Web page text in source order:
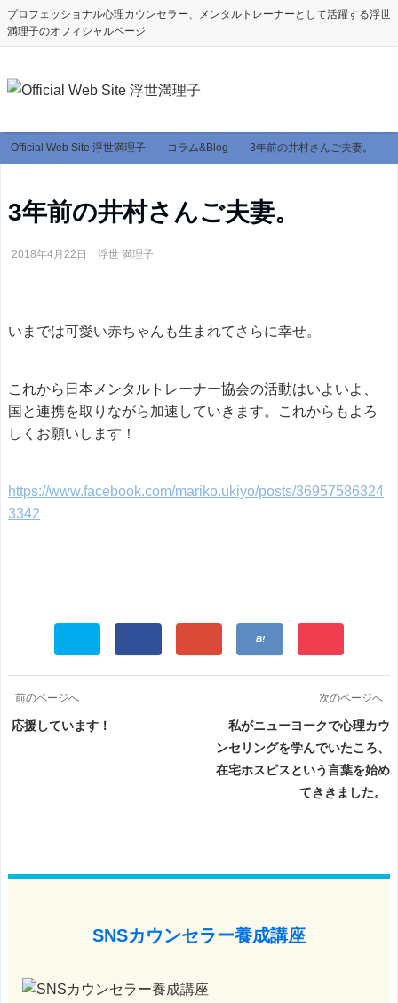
プロフェッショナル心理カウンセラー、メンタルトレーナーとして活躍する浮世
満理子のオフィシャルページ
Official Web Site 浮世満理子 コラム&Blog 3年前の井村さんご夫妻。
3年前の井村さんご夫妻。
2018年4月22日 浮世 満理子
いまでは可愛い赤ちゃんも生まれてさらに幸せ。
これから日本メンタルトレーナー協会の活動はいよいよ、
国と連携を取りながら加速していきます。これからもよろ
しくお願いします！
https://www.facebook.com/mariko.ukiyo/posts/36957586324
3342
前のページへ
応援しています！
次のページへ
私がニューヨークで心理カウ
ンセリングを学んでいたころ、
在宅ホスピスという言葉を始め
てききました。
SNSカウンセラー養成講座